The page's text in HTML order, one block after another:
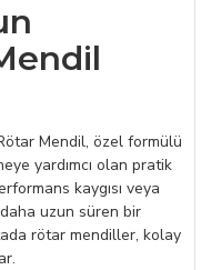
Mendil, özel formülü
yardımcı olan pratik
kaygısı veya
uzun süren bir
rötar mendiller, kolay